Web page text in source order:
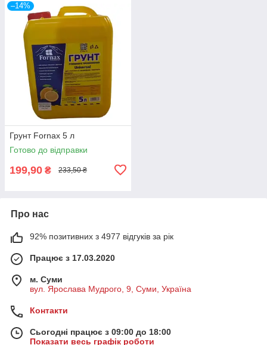
–14%
Грунт Fornax 5 л
Готово до відправки
199,90 ₴ 233,50 ₴
Про нас
92% позитивних з 4977 відгуків за рік
Працює з 17.03.2020
м. Суми
вул. Ярослава Мудрого, 9, Суми, Україна
Контакти
Сьогодні працює з 09:00 до 18:00
Показати весь графік роботи